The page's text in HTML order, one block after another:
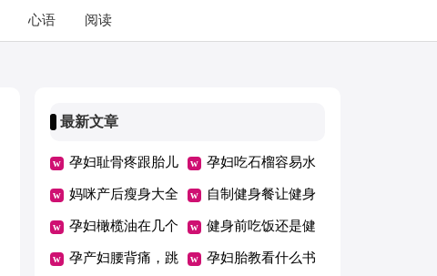
心语 阅读
最新文章
孕妇耻骨疼跟胎儿
入盆有关吗
孕妇吃石榴容易水
肿吗
妈咪产后瘦身大全
饮食篇
自制健身餐让健身
事半功倍
孕妇橄榄油在几个
月的时候开始用
健身前吃饭还是健
身后吃饭
孕产妇腰背痛，跳 孕妇胎教看什么书